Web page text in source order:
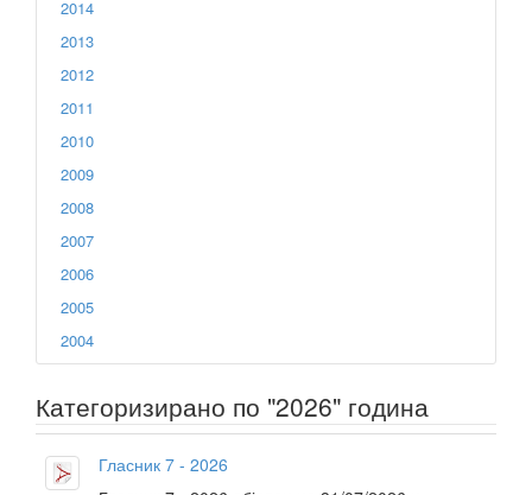
2014
2013
2012
2011
2010
2009
2008
2007
2006
2005
2004
Категоризирано по "2026" година
Гласник 7 - 2026